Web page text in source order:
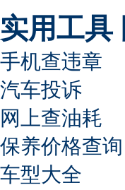
实用工具
手机查违章
汽车投诉
网上查油耗
保养价格查询
车型大全